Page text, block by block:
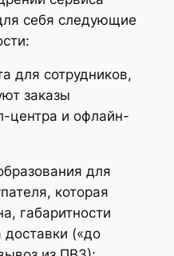
себя следующие
для сотрудников,
заказы
центра и офлайн-
для
которая
габаритности
доставки («до